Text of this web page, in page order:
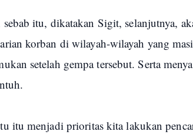
sebab itu, dikatakan Sigit, selanjutnya,
korban di wilayah-wilayah yang
setelah gempa tersebut. Serta
itu menjadi prioritas kita lakukan